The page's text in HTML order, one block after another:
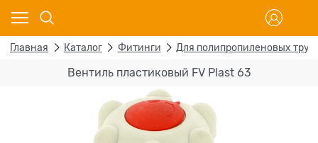
Главная Каталог Фитинги Для полипропиленовых труб
Вентиль пластиковый FV Plast 63